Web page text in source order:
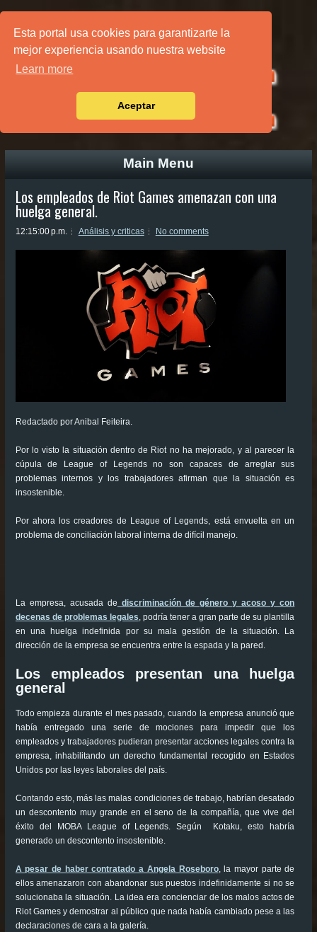
Esta portal usa cookies para garantizarte la
mejor experiencia usando nuestra website
Learn more
Aceptar
PÁGINA PRINCIPAL
Main Menu
Los empleados de Riot Games amenazan con una
huelga general.
12:15:00 p.m. Análisis y criticas No comments
Redactado por Anibal Feiteira.
Por lo visto la situación dentro de Riot no ha mejorado, y al parecer la
cúpula de League of Legends no son capaces de arreglar sus
problemas internos y los trabajadores afirman que la situación es
insostenible.
Por ahora los creadores de League of Legends, está envuelta en un
problema de conciliación laboral interna de difícil manejo.
La empresa, acusada de discriminación de género y acoso y con
decenas de problemas legales , podría tener a gran parte de su plantilla
en una huelga indefinida por su mala gestión de la situación. La
dirección de la empresa se encuentra entre la espada y la pared.
Los empleados presentan una huelga
general
Todo empieza durante el mes pasado, cuando la empresa anunció que
había entregado una serie de mociones para impedir que los
empleados y trabajadores pudieran presentar acciones legales contra la
empresa, inhabilitando un derecho fundamental recogido en Estados
Unidos por las leyes laborales del país.
Contando esto, más las malas condiciones de trabajo, habrían desatado
un descontento muy grande en el seno de la compañía, que vive del
éxito del MOBA League of Legends. Según Kotaku, esto habría
generado un descontento insostenible.
A pesar de haber contratado a Angela Roseboro, la mayor parte de
ellos amenazaron con abandonar sus puestos indefinidamente si no se
solucionaba la situación. La idea era concienciar de los malos actos de
Riot Games y demostrar al público que nada había cambiado pese a las
declaraciones de cara a la galería.